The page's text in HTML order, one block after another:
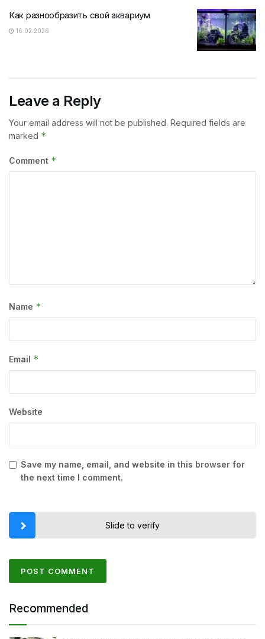
Как разнообразить свой аквариум
16.02.2026
Leave a Reply
Your email address will not be published. Required fields are
marked *
Comment *
Name *
Email *
Website
Save my name, email, and website in this browser for
the next time I comment.
Slide to verify
Recommended